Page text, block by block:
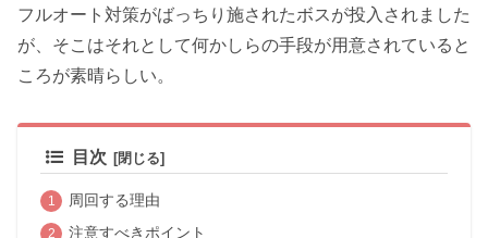
フルオート対策がばっちり施されたボスが投入されました
が、そこはそれとして何かしらの手段が用意されていると
ころが素晴らしい。
目次
周回する理由
注意すべきポイント